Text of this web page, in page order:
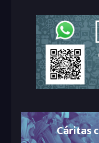
Cáritas